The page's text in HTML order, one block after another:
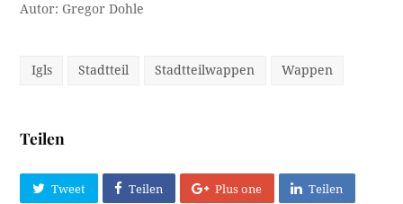
Autor: Gregor Dohle
Igls Stadtteil Stadtteilwappen Wappen
Teilen
Tweet Teilen Plus one Teilen